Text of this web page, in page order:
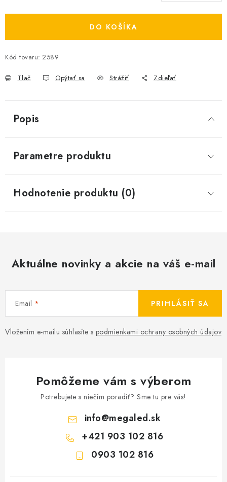
DO KOŠÍKA
Kód tovaru: 2589
Tlač Opýtať sa Strážiť Zdieľať
Popis
Parametre produktu
Hodnotenie produktu (0)
Aktuálne novinky a akcie na váš e-mail
Email
Vložením e-mailu súhlasíte s podmienkami ochrany osobných údajov
PRIHLÁSIŤ SA
Pomôžeme vám s výberom
Potrebujete s niečím poradiť? Sme tu pre vás!
info@megaled.sk
+421 903 102 816
0903 102 816